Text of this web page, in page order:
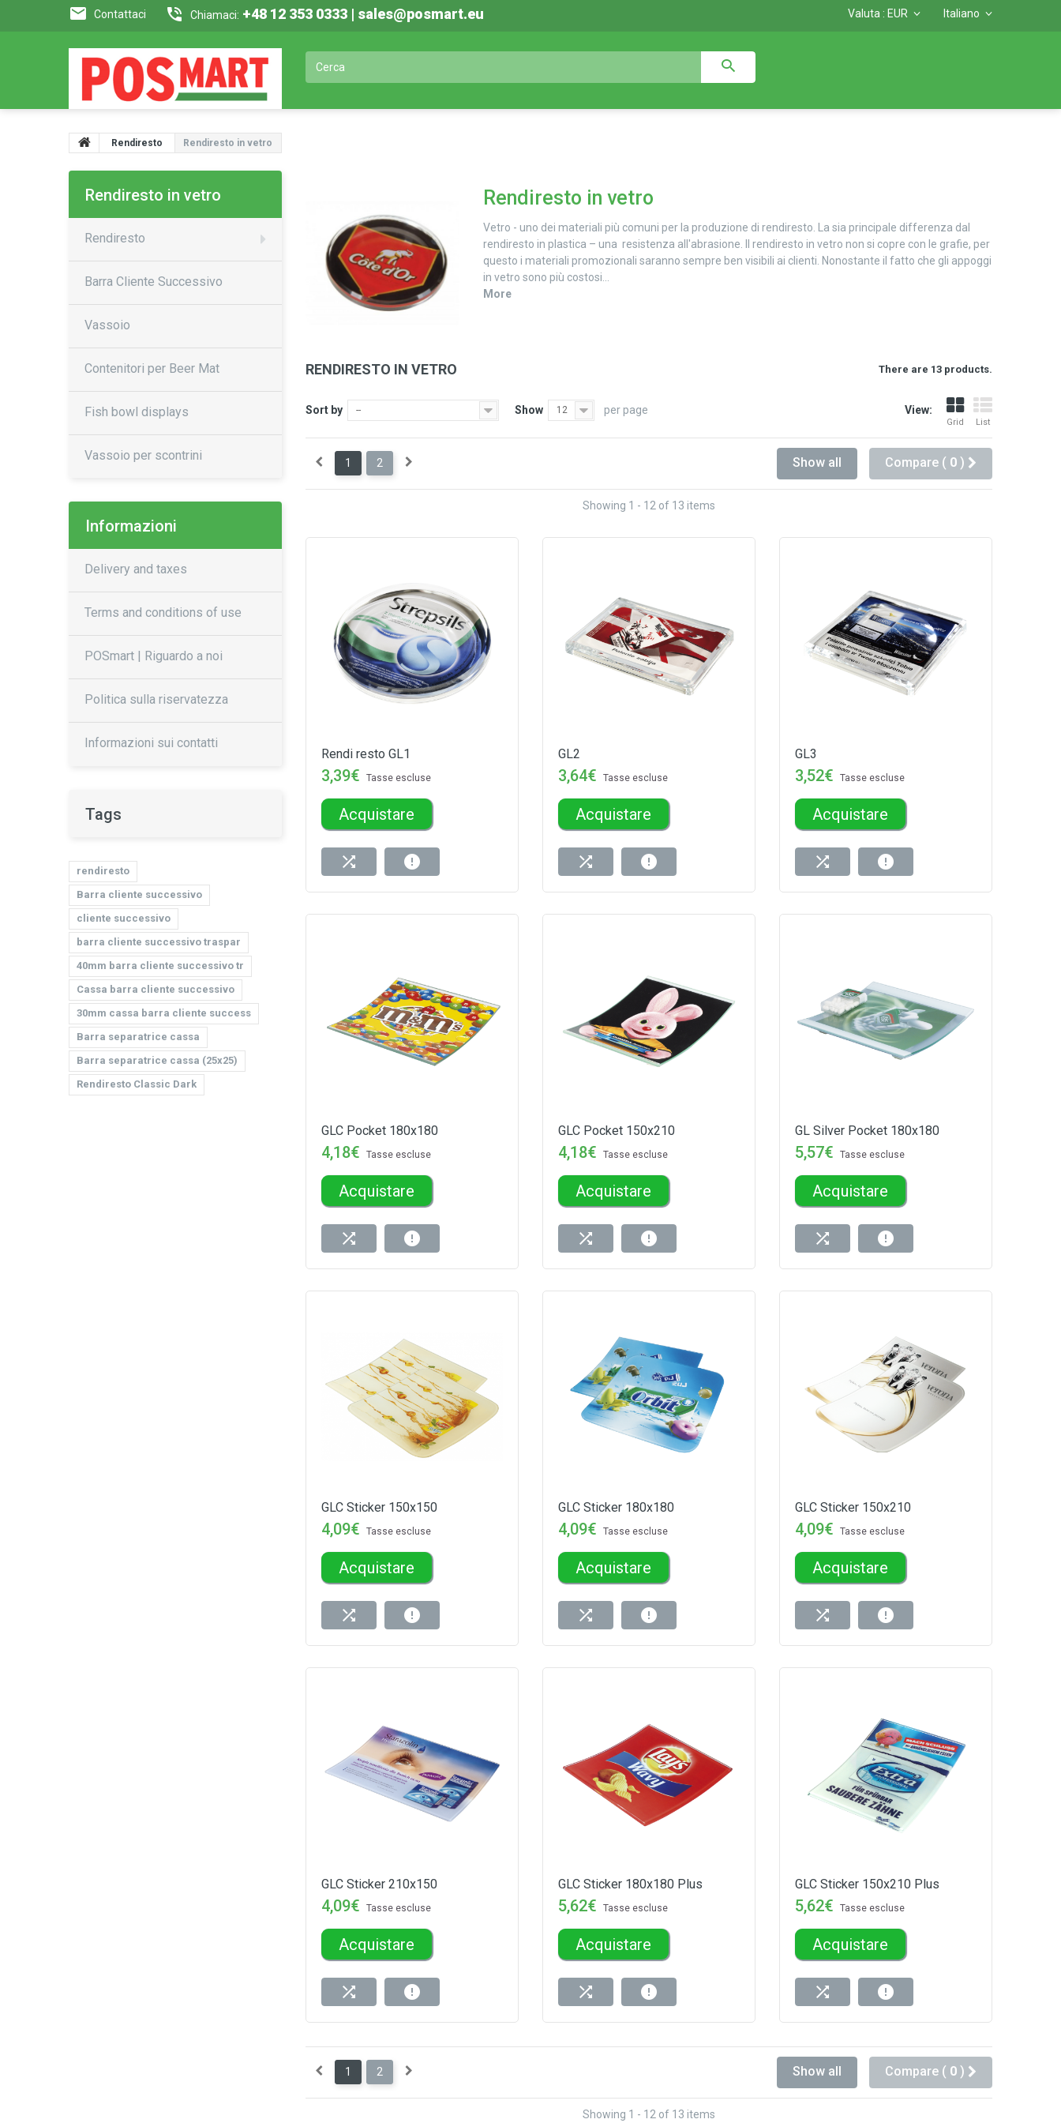
Italiano
Valuta : EUR
Contattaci Chiamaci: +48 12 353 0333 | sales@posmart.eu
Rendiresto Rendiresto in vetro
Rendiresto in vetro
Vetro - uno dei materiali più comuni per la produzione di rendiresto. La sia principale differenza dal
rendiresto in plastica – una resistenza all'abrasione. Il rendiresto in vetro non si copre con le grafie, per
questo i materiali promozionali saranno sempre ben visibili ai clienti. Nonostante il fatto che gli appoggi
in vetro sono più costosi...
More
RENDIRESTO IN VETRO There are 13 products.
View:
Grid List
Sort by -- Show 12 per page
Compare ( 0 )
Show all
1 2
Showing 1 - 12 of 13 items
Rendi resto GL1
3,39€ Tasse escluse
Acquistare
GL2
3,64€ Tasse escluse
Acquistare
GL3
3,52€ Tasse escluse
Acquistare
GLC Pocket 180x180
4,18€ Tasse escluse
Acquistare
GLC Pocket 150x210
4,18€ Tasse escluse
Acquistare
GL Silver Pocket 180x180
5,57€ Tasse escluse
Acquistare
GLC Sticker 150x150
4,09€ Tasse escluse
Acquistare
GLC Sticker 180x180
4,09€ Tasse escluse
Acquistare
GLC Sticker 150x210
4,09€ Tasse escluse
Acquistare
GLC Sticker 210x150
4,09€ Tasse escluse
Acquistare
GLC Sticker 180x180 Plus
5,62€ Tasse escluse
Acquistare
GLC Sticker 150x210 Plus
5,62€ Tasse escluse
Acquistare
Compare ( 0 )
Show all
1 2
Showing 1 - 12 of 13 items
Rendiresto in vetro
Rendiresto
Barra Cliente Successivo
Vassoio
Contenitori per Beer Mat
Fish bowl displays
Vassoio per scontrini
Informazioni
Delivery and taxes
Terms and conditions of use
POSmart | Riguardo a noi
Politica sulla riservatezza
Informazioni sui contatti
Tags
rendiresto
Barra cliente successivo
cliente successivo
barra cliente successivo traspar
40mm barra cliente successivo tr
Cassa barra cliente successivo
30mm cassa barra cliente success
Barra separatrice cassa
Barra separatrice cassa (25х25)
Rendiresto Classic Dark